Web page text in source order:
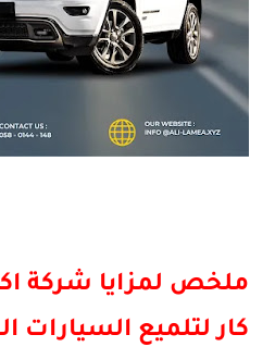
ملخص لمزايا شركة
كار لتلميع السيارات